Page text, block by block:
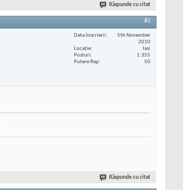
Răspunde cu citat
#2
Data înscrierii
5th November
2010
Locaţie
Iasi
Posturi
1.355
Putere Rep
50
Răspunde cu citat